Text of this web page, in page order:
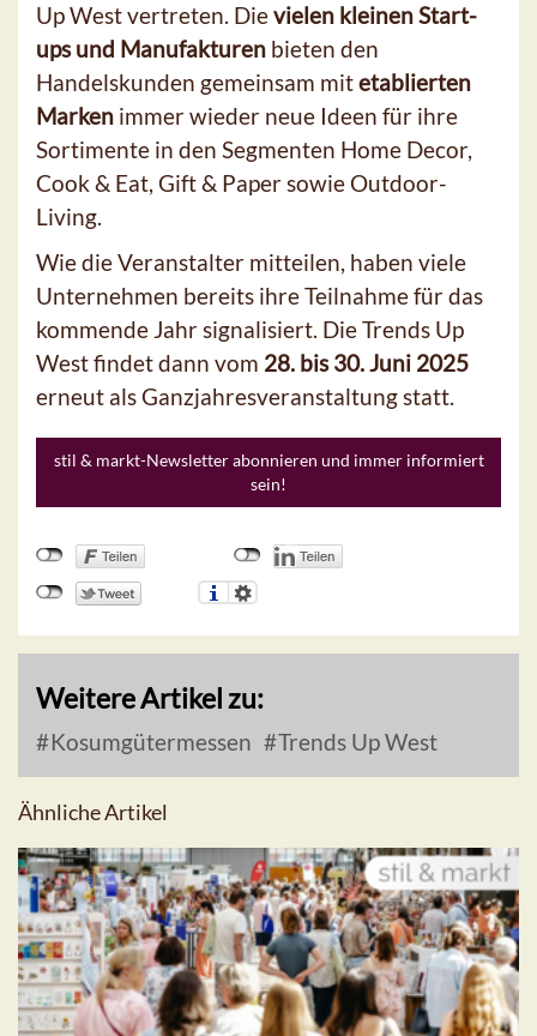
Up West vertreten. Dievielen kleinen Start-
ups und Manufakturen bieten den
Handelskunden gemeinsam mitetablierten
Marken immer wieder neue Ideen für ihre
Sortimente in den Segmenten Home Decor,
Cook & Eat, Gift & Paper sowie Outdoor-
Living.
Wie die Veranstalter mitteilen, haben viele
Unternehmen bereits ihre Teilnahme für das
kommende Jahr signalisiert. Die Trends Up
West findet dann vom 28. bis 30. Juni 2025
erneut als Ganzjahresveranstaltung statt.
stil & markt-Newsletter abonnieren und immer informiert
sein!
Weitere Artikel zu:
Kosumgütermessen Trends Up West
Ähnliche Artikel